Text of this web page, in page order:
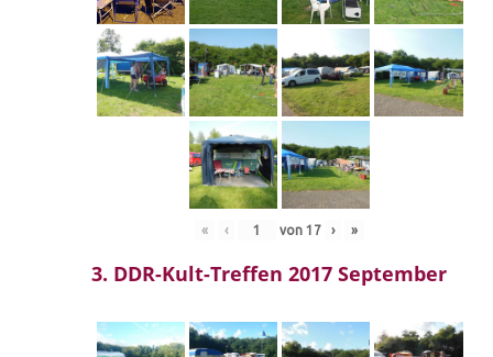
« ‹ von 17 › »
3. DDR-Kult-Treffen 2017 September